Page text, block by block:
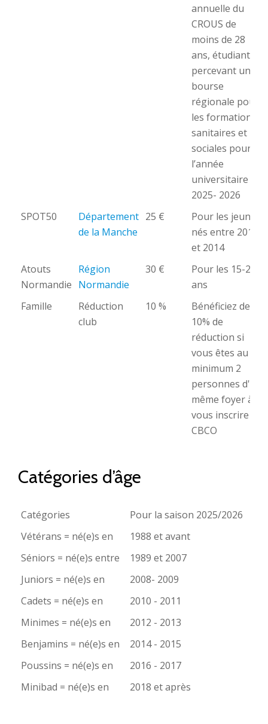
annuelle du
CROUS de
moins de 28
ans, étudiants
percevant une
bourse
régionale pour
les formations
sanitaires et
sociales pour
l’année
universitaire
2025- 2026
SPOT50
Département
de la Manche
25 €
Pour les jeunes
nés entre 2011
et 2014
Atouts
Normandie
Région
Normandie
30 €
Pour les 15-25
ans
Famille
Réduction
club
10 %
Bénéficiez de
10% de
réduction si
vous êtes au
minimum 2
personnes d'un
même foyer à
vous inscrire au
CBCO
Catégories d’âge
Catégories
Pour la saison 2025/2026
Vétérans = né(e)s en
1988 et avant
Séniors = né(e)s entre
1989 et 2007
Juniors = né(e)s en
2008- 2009
Cadets = né(e)s en
2010 - 2011
Minimes = né(e)s en
2012 - 2013
Benjamins = né(e)s en
2014 - 2015
Poussins = né(e)s en
2016 - 2017
Minibad = né(e)s en
2018 et après